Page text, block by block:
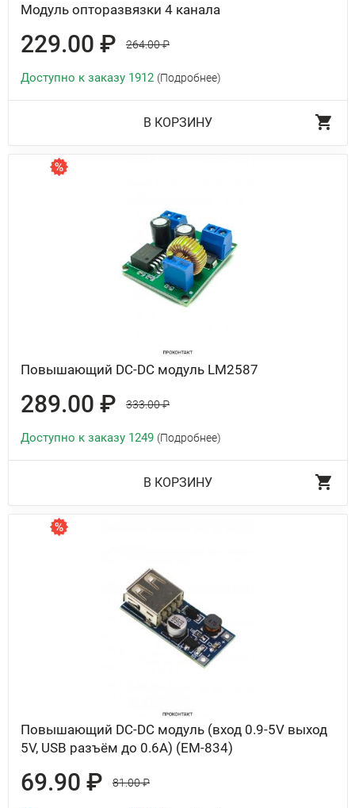
Модуль опторазвязки 4 канала
229.00 ₽ 264.00 ₽
Доступно к заказу 1912 (Подробнее)
В КОРЗИНУ
Повышающий DC-DC модуль LM2587
289.00 ₽ 333.00 ₽
Доступно к заказу 1249 (Подробнее)
В КОРЗИНУ
Повышающий DC-DC модуль (вход 0.9-5V выход
5V, USB разъём до 0.6А) (EM-834)
69.90 ₽ 81.00 ₽